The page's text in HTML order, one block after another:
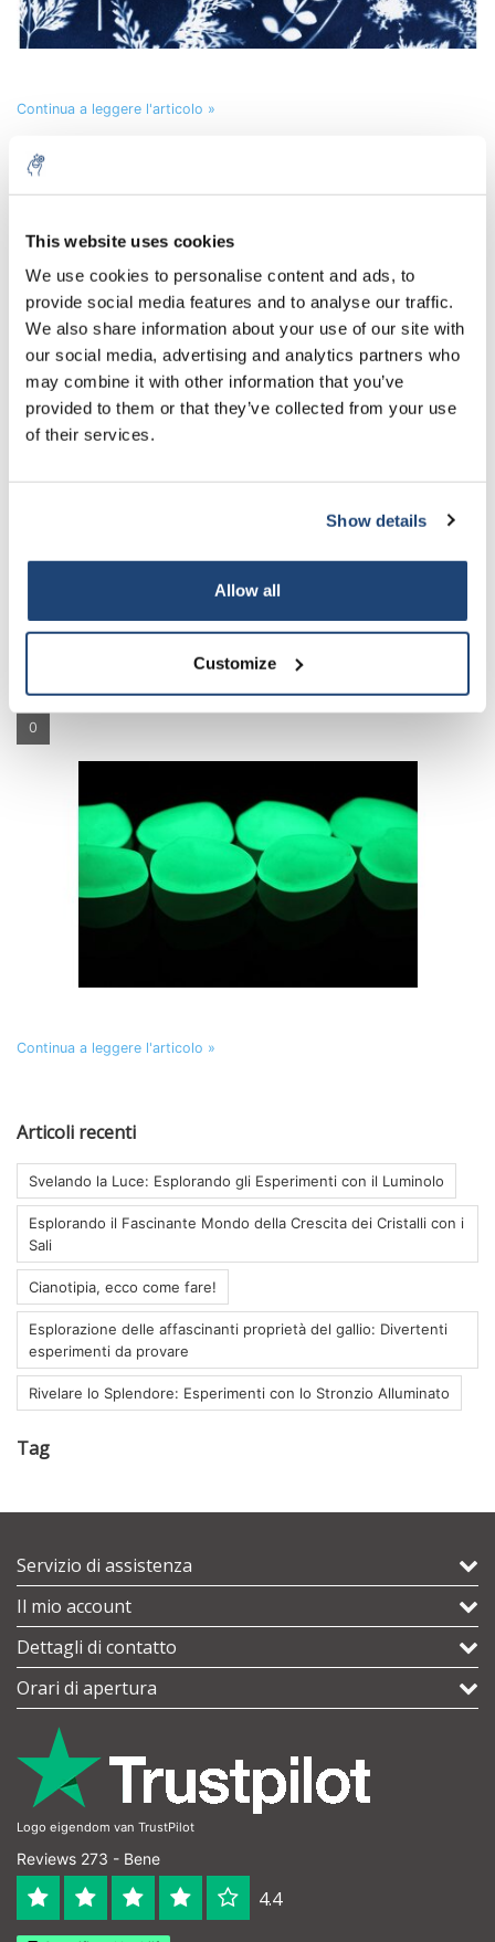
This website uses cookies
We use cookies to personalise content and ads, to
provide social media features and to analyse our traffic.
We also share information about your use of our site with
our social media, advertising and analytics partners who
may combine it with other information that you’ve
provided to them or that they’ve collected from your use
of their services.
Show details
Allow all
Customize
Continua a leggere l'articolo »
Esplorazione delle affascinanti proprietà del
gallio: Divertenti esperimenti da provare
Da Laboratoriumdiscounter
Rivelare lo Splendore: Esperimenti con lo
Stronzio Alluminato
0
Continua a leggere l'articolo »
Articoli recenti
Svelando la Luce: Esplorando gli Esperimenti con il Luminolo
Esplorando il Fascinante Mondo della Crescita dei Cristalli con i
Sali
Cianotipia, ecco come fare!
Esplorazione delle affascinanti proprietà del gallio: Divertenti
esperimenti da provare
Rivelare lo Splendore: Esperimenti con lo Stronzio Alluminato
Tag
Servizio di assistenza
Il mio account
Dettagli di contatto
Orari di apertura
Logo eigendom van TrustPilot
Reviews 273 - Bene
4.4
5% off for your next order
Sign up for our newsletter to stay informed about
our new products, and receive a 10% discount on
your next purchase for all chemical products from
our own brand 😀
Your discount applies to orders above €50,00